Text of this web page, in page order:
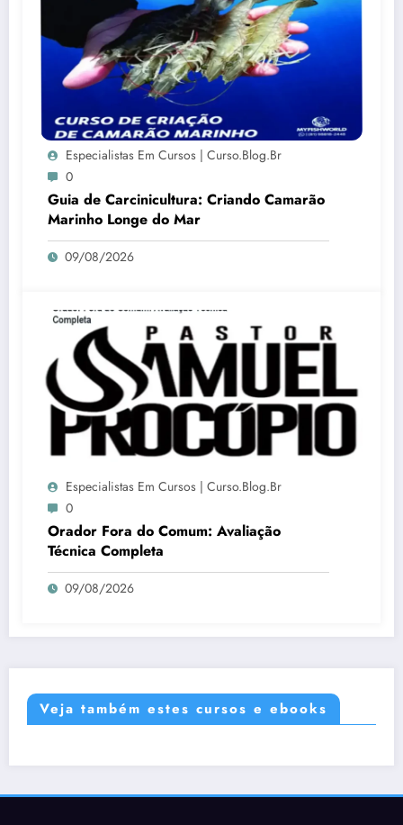
Especialistas Em Cursos | Curso.blog.br
0
Guia de Carcinicultura: Criando Camarão
Marinho Longe do Mar
09/08/2026
Especialistas Em Cursos | Curso.blog.br
0
Orador Fora do Comum: Avaliação
Técnica Completa
09/08/2026
Veja também estes cursos e ebooks